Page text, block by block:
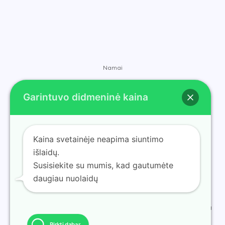
Namai
Prekių ženklai
Susisiekite
© 2025 ramvape gauk garintuvą didmenine nuolaida. Valdoma
ramvape gauk garintuvą didmenine nuolaida.
Garintuvo didmeninė kaina
Kaina svetainėje neapima siuntimo
išlaidų.
Susisiekite su mumis, kad gautumėte
daugiau nuolaidų